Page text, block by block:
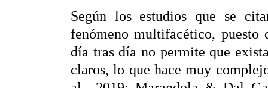
Según los estudios que se
fenómeno multifacético,
día tras día no permite que
claros, lo que hace muy